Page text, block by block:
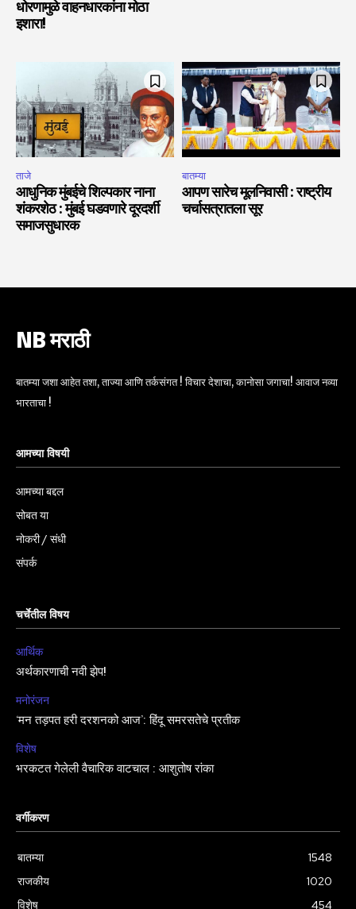
धोरणामुळे वाहनधारकांना मोठा
इशारा!
ताजे
आधुनिक मुंबईचे शिल्पकार नाना
शंकरशेठ : मुंबई घडवणारे दूरदर्शी
समाजसुधारक
बातम्या
आपण सारेच मूलनिवासी : राष्ट्रीय
चर्चासत्रातला सूर
NB मराठी
बातम्या जशा आहेत तशा, ताज्या आणि तर्कसंगत ! विचार देशाचा, कानोसा जगाचा! आवाज नव्या
भारताचा !
आमच्या विषयी
आमच्या बद्दल
सोबत या
नोकरी / संधी
संपर्क
चर्चेतील विषय
आर्थिक
अर्थकारणाची नवी झेप!
मनोरंजन
‘मन तड़पत हरी दरशनको आज’: हिंदू समरसतेचे प्रतीक
विशेष
भरकटत गेलेली वैचारिक वाटचाल : आशुतोष रांका
वर्गीकरण
बातम्या
1548
राजकीय
1020
विशेष
454